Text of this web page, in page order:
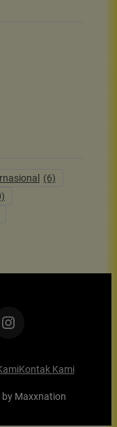
(6)
Instagram
Kontak Kami
Maxxnation